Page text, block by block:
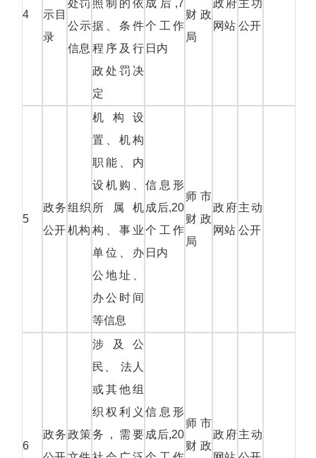
4
示目
录
处罚
公示
信息
照制的依
据、条件
程序及行
政处罚决
定
成后,7
个工作
日内
财政
局
政府
网站
主功
公开
5
政务
公开
组织
机构
机构设
置、机构
职能、内
设机购、
所属机
构、事业
单位、办
公地址、
办公时间
等信息
信息形
成后,20
个工作
日内
师市
财政
局
政府
网站
主动
公开
6
政务政策
涉及公
民、 法人
或其他组
织权利义
务，需要
信息形
成后,20
师市
财政
政府主动